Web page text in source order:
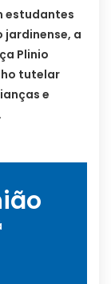
estudantes
jardinense, a
Plinio
tutelar
e